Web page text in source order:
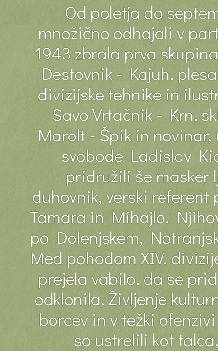
Od poletja do
množično odhajali v
1943 zbrala prva
Destovnik ‐ Kajuh,
divizijske tehnike in
Savo Vrtačnik ‐ Krn,
Marolt ‐ Špik in
svobode Ladislav
pridružili še masker
duhovnik, verski
Tamara in Mihajlo.
po Dolenjskem,
Med pohodom XIV.
prejela vabilo, da se
odklonila. Življenje
borcev in v težki
so ustrelili kot